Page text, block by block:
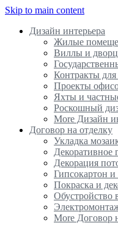
Skip to main content
Дизайн интерьера
Жилые
Виллы и
Контракты для
Проекты
Яхты и
Роскошный
More Дизайн
Договор на отделку
Укладка
Декоративное
Декорация
Гипсокартон
Покраска и
Обустройство
More Договор